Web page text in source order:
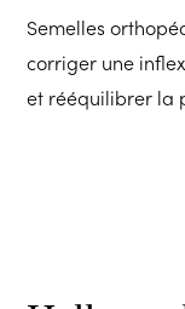
Semelles
corriger une
et rééquilibrer la